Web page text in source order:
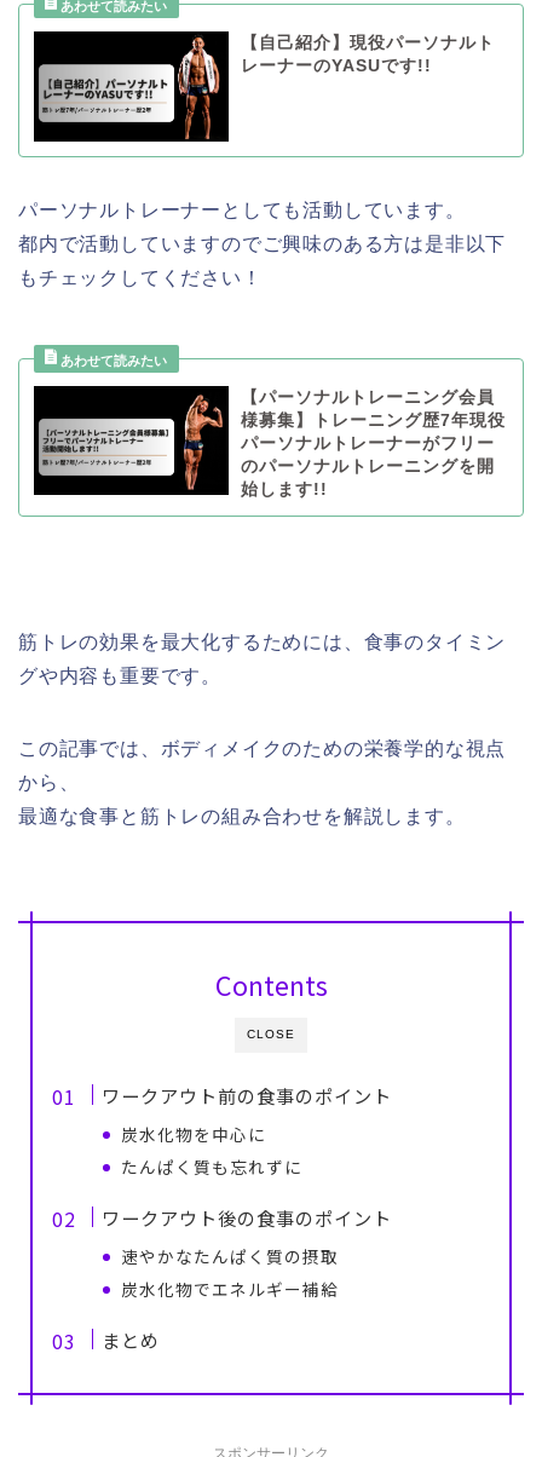
【自己紹介】現役パーソナルト
レーナーのYASUです!!
パーソナルトレーナーとしても活動しています。
都内で活動していますのでご興味のある方は是非以下
もチェックしてください！
【パーソナルトレーニング会員
様募集】トレーニング歴7年現役
パーソナルトレーナーがフリー
のパーソナルトレーニングを開
始します!!
筋トレの効果を最大化するためには、食事のタイミン
グや内容も重要です。
この記事では、ボディメイクのための栄養学的な視点
から、
最適な食事と筋トレの組み合わせを解説します。
CLOSE
Contents
ワークアウト前の食事のポイント
炭水化物を中心に
たんぱく質も忘れずに
ワークアウト後の食事のポイント
速やかなたんぱく質の摂取
炭水化物でエネルギー補給
まとめ
スポンサーリンク